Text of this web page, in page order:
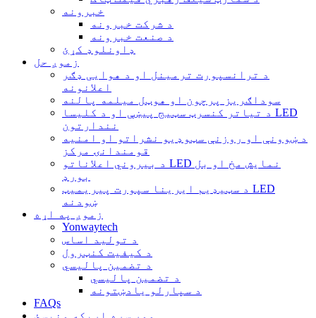
خبرونه
د شرکت خبرونه
د صنعت خبرونه
ډاونلوډ کړئ
زموږ حل
د ترانسپورت ترمینل او د هوایی ډګر
اعلانونه
سوداګریز پرچون او هوټل میلمه پالنه
د تیاتر کنسرټ سټیج پیښې او د کلیسا LED
نندارتون
د ښوونې او روزنې سټوډیو نشراتو او امنیه
قومندانۍ مرکز
د بیروني اعلاناتو LED نمایش مخ او بل
بورډ
د سټیډیم ایرینا سپورت پیریمیټ LED
ښودنه
زموږ په اړه
Yonwaytech
د تولید اساس
د کیفیت کنټرول
د تضمین پالیسي
د تضمین پالیسي
د سپارلو یادښتونه
FAQs
موږ سره اړیکه ونیسئ